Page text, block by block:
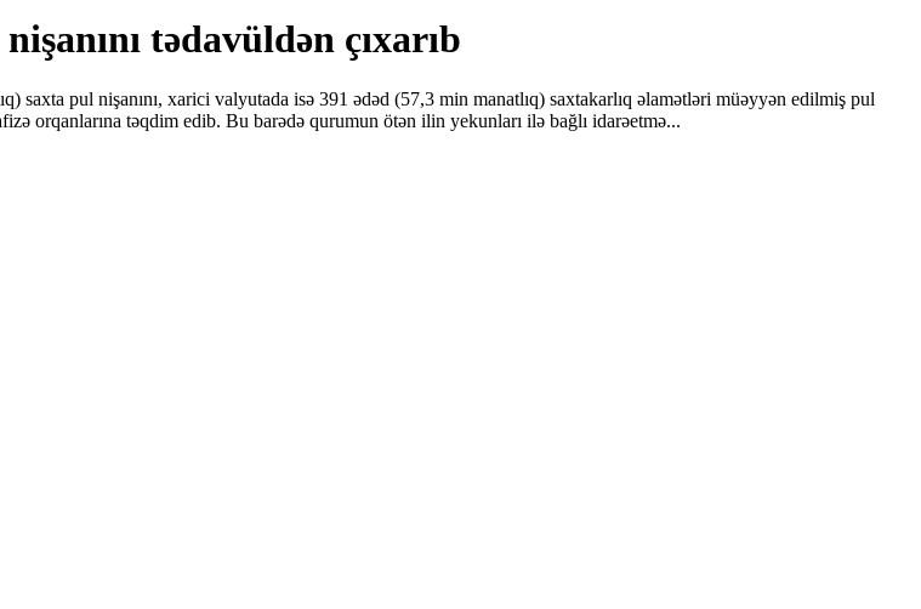
tədavüldən çıxarıb
pul nişanını, xarici valyutada isə 391 ədəd (57,3 min manatlıq) saxtakarlıq əlamətləri müəyyən edilmiş pul
orqanlarına təqdim edib. Bu barədə qurumun ötən ilin yekunları ilə bağlı idarəetmə...